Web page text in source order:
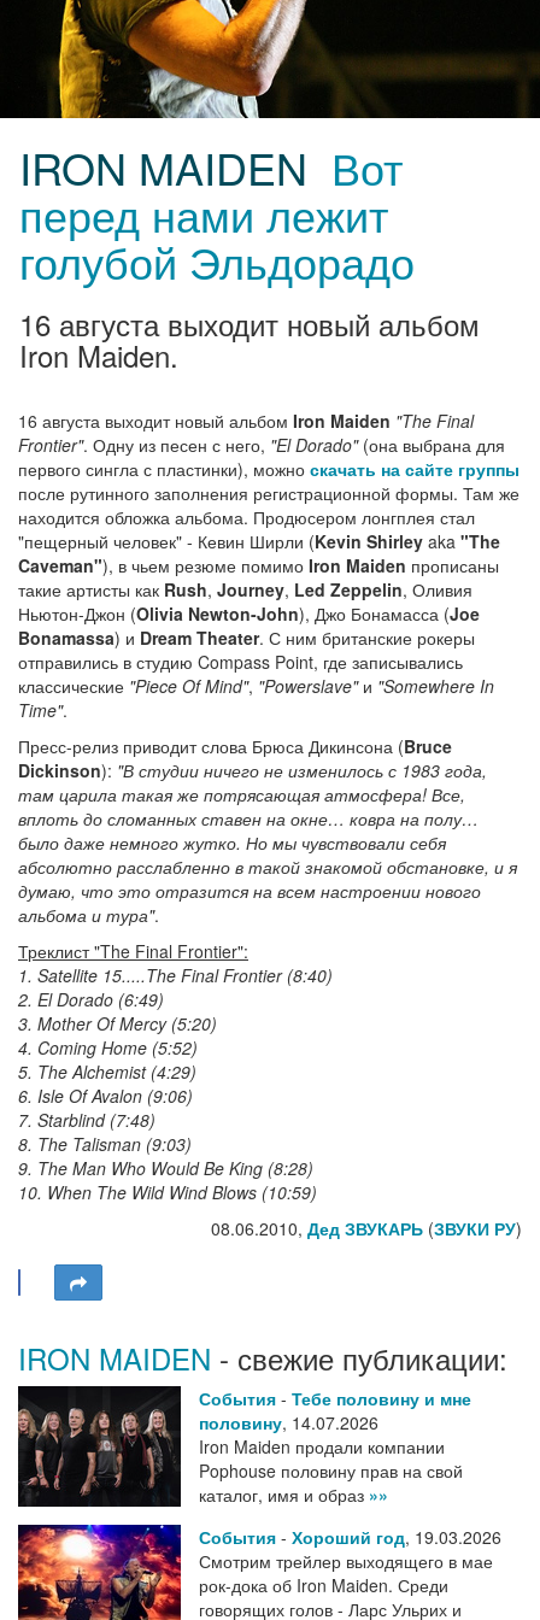
IRON MAIDEN Вот
перед нами лежит
голубой Эльдорадо
16 августа выходит новый альбом
Iron Maiden.
16 августа выходит новый альбом Iron Maiden "The Final
Frontier". Одну из песен с него, "El Dorado"(она выбрана для
первого сингла с пластинки), можно скачать на сайте группы
после рутинного заполнения регистрационной формы. Там же
находится обложка альбома. Продюсером лонгплея стал
"пещерный человек" - Кевин Ширли (Kevin Shirley aka "The
Caveman"), в чьем резюме помимо Iron Maiden прописаны
такие артисты как Rush, Journey, Led Zeppelin, Оливия
Ньютон-Джон (Olivia Newton-John), Джо Бонамасса (Joe
Bonamassa) и Dream Theater. С ним британские рокеры
отправились в студию Compass Point, где записывались
классические "Piece Of Mind", "Powerslave"и "Somewhere In
Time".
Пресс-релиз приводит слова Брюса Дикинсона (Bruce
Dickinson): "В студии ничего не изменилось с 1983 года,
там царила такая же потрясающая атмосфера! Все,
вплоть до сломанных ставен на окне… ковра на полу…
было даже немного жутко. Но мы чувствовали себя
абсолютно расслабленно в такой знакомой обстановке, и я
думаю, что это отразится на всем настроении нового
альбома и тура".
Треклист "The Final Frontier":
1. Satellite 15.....The Final Frontier (8:40)
2. El Dorado (6:49)
3. Mother Of Mercy (5:20)
4. Coming Home (5:52)
5. The Alchemist (4:29)
6. Isle Of Avalon (9:06)
7. Starblind (7:48)
8. The Talisman (9:03)
9. The Man Who Would Be King (8:28)
10. When The Wild Wind Blows (10:59)
08.06.2010, Дед ЗВУКАРЬ (ЗВУКИ РУ)
IRON MAIDEN - свежие публикации:
События - Тебе половину и мне
половину, 14.07.2026
Iron Maiden продали компании
Pophouse половину прав на свой
каталог, имя и образ »»
События - Хороший год, 19.03.2026
Смотрим трейлер выходящего в мае
рок-дока об Iron Maiden. Среди
говорящих голов - Ларс Ульрих и